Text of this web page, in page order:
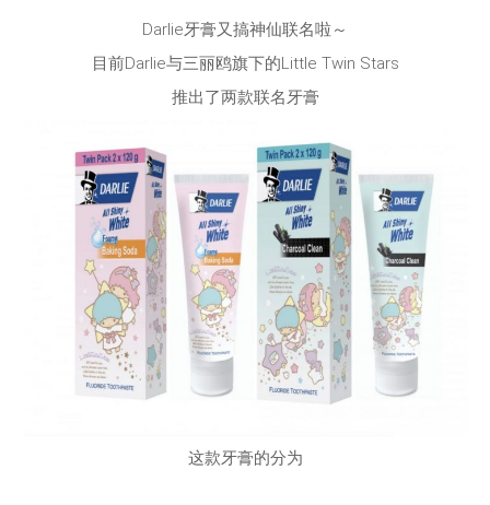
Darlie牙膏又搞神仙联名啦～
目前Darlie与三丽鸥旗下的Little Twin Stars
推出了两款联名牙膏
这款牙膏的分为